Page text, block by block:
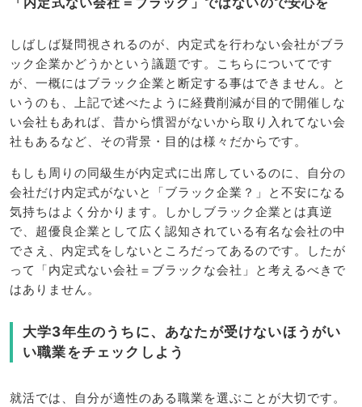
しばしば疑問視されるのが、内定式を行わない会社がブラ
ック企業かどうかという議題です。こちらについてです
が、一概にはブラック企業と断定する事はできません。と
いうのも、上記で述べたように経費削減が目的で開催しな
い会社もあれば、昔から慣習がないから取り入れてない会
社もあるなど、その背景・目的は様々だからです。
もしも周りの同級生が内定式に出席しているのに、自分の
会社だけ内定式がないと「ブラック企業？」と不安になる
気持ちはよく分かります。しかしブラック企業とは真逆
で、超優良企業として広く認知されている有名な会社の中
でさえ、内定式をしないところだってあるのです。したが
って「内定式ない会社＝ブラックな会社」と考えるべきで
はありません。
大学3年生のうちに、あなたが受けないほうがい
い職業をチェックしよう
就活では、自分が適性のある職業を選ぶことが大切です。